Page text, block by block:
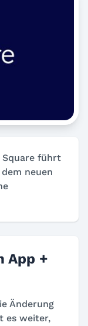
Square führt
neuen
App +
Änderung
es weiter,